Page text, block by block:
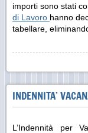
importi sono stati
di Lavoro hanno
tabellare,
INDENNITA’
L’Indennità per